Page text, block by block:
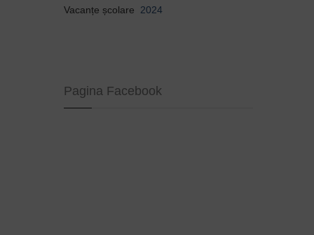
Vacanțe școlare 2024
Pagina Facebook